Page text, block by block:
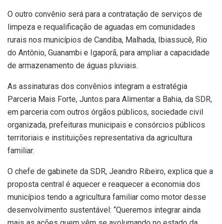
O outro convênio será para a contratação de serviços de
limpeza e requalificação de aguadas em comunidades
rurais nos municípios de Candiba, Malhada, Ibiassucê, Rio
do Antônio, Guanambi e Igaporã, para ampliar a capacidade
de armazenamento de águas pluviais.
As assinaturas dos convênios integram a estratégia
Parceria Mais Forte, Juntos para Alimentar a Bahia, da SDR,
em parceria com outros órgãos públicos, sociedade civil
organizada, prefeituras municipais e consórcios públicos
territoriais e instituições representativa da agricultura
familiar.
O chefe de gabinete da SDR, Jeandro Ribeiro, explica que a
proposta central é aquecer e reaquecer a economia dos
municípios tendo a agricultura familiar como motor desse
desenvolvimento sustentável: “Queremos integrar ainda